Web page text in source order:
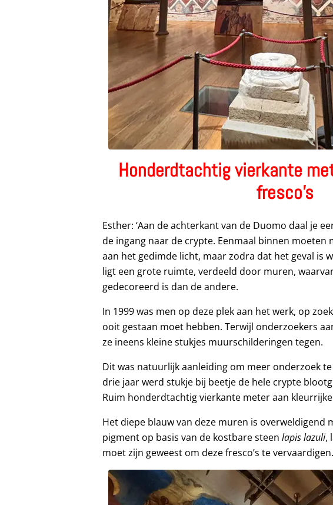
Honderdtachtig vierkante
fresco’s
Esther: ‘Aan de achterkant van de Duomo daal je
de ingang naar de crypte. Eenmaal binnen moeten
aan het gedimde licht, maar zodra dat het geval is
ligt een grote ruimte, verdeeld door muren,
gedecoreerd is dan de andere.
In 1999 was men op deze plek aan het werk, op
ooit gestaan moet hebben. Terwijl onderzoekers
ze ineens kleine stukjes muurschilderingen tegen.
Dit was natuurlijk aanleiding om meer onderzoek
drie jaar werd stukje bij beetje de hele crypte
Ruim honderdtachtig vierkante meter aan
Het diepe blauw van deze muren is overweldigend
pigment op basis van de kostbare steenlapis lazuli,
moet zijn geweest om deze fresco’s te vervaardigen.